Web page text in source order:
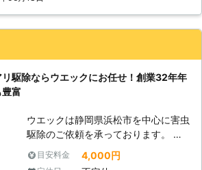
らっしゃるご家庭のシロアリ駆除も、
ので、宜しくお願い申し上げます。
【無料現地調査あり】 シロアリでお
悩みのお客様に気軽にご利用いただく
ため、出張お見積りは無料で行ってお
駆除ならウエックにお任せ！創業32年年
富
ウエックは静岡県浜松市を中心に害虫
駆除のご依頼を承っております。 中
でもシロアリ駆除のご依頼は年間250
件以上と多くのお客様にご利用いただ
目安料金 4,000円